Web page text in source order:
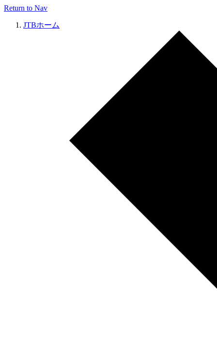
Return to Nav
JTBホーム